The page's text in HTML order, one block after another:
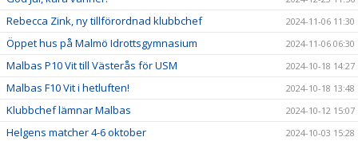
Rebecca Zink, ny tillförordnad klubbchef 2024-11-06 11:30
Öppet hus på Malmö Idrottsgymnasium 2024-11-06 06:30
Malbas P10 Vit till Västerås för USM 2024-10-18 14:27
Malbas F10 Vit i hetluften! 2024-10-18 13:48
Klubbchef lämnar Malbas 2024-10-12 15:07
Helgens matcher 4-6 oktober 2024-10-03 15:28